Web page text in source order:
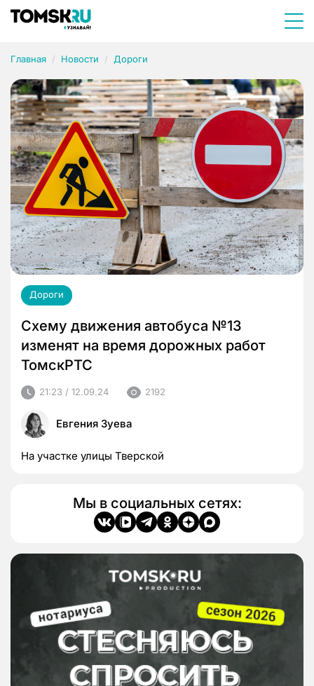
Главная Новости Дороги
Дороги
Схему движения автобуса №13
изменят на время дорожных работ
ТомскРТС
21:23 / 12.09.24 2192
Евгения Зуева
На участке улицы Тверской
Мы в социальных сетях: